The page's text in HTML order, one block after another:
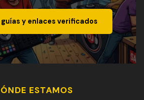
guías y enlaces verificados
ESTAMOS